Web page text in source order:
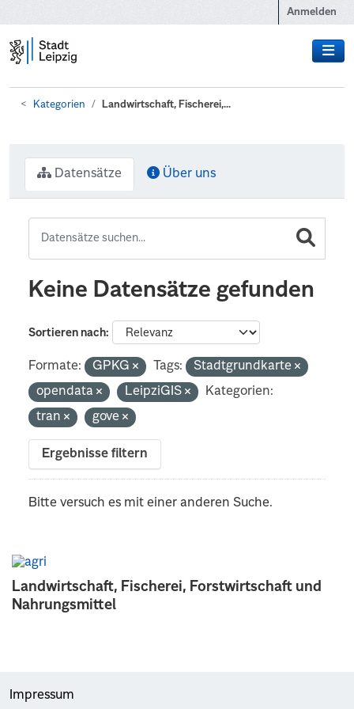
Anmelden
Kategorien Landwirtschaft, Fischerei,...
Landwirtschaft, Fischerei, Forstwirtschaft und
Nahrungsmittel
Datensätze Über uns
Keine Datensätze gefunden
Sortieren nach
Formate: GPKG Tags:
Stadtgrundkarte
opendata
LeipziGIS
Kategorien:
tran
gove
Ergebnisse filtern
Bitte versuch es mit einer anderen Suche.
Impressum